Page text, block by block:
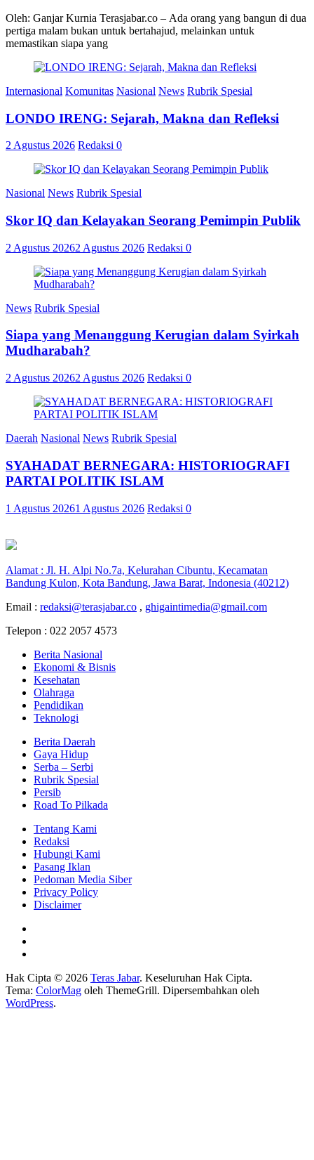
Oleh: Ganjar Kurnia Terasjabar.co – Ada orang yang bangun di dua
pertiga malam bukan untuk bertahajud, melainkan untuk
memastikan siapa yang
Internasional Komunitas Nasional News Rubrik Spesial
LONDO IRENG: Sejarah, Makna dan Refleksi
2 Agustus 2026 Redaksi 0
Nasional News Rubrik Spesial
Skor IQ dan Kelayakan Seorang Pemimpin Publik
2 Agustus 20262 Agustus 2026 Redaksi 0
News Rubrik Spesial
Siapa yang Menanggung Kerugian dalam Syirkah
Mudharabah?
2 Agustus 20262 Agustus 2026 Redaksi 0
Daerah Nasional News Rubrik Spesial
SYAHADAT BERNEGARA: HISTORIOGRAFI
PARTAI POLITIK ISLAM
1 Agustus 20261 Agustus 2026 Redaksi 0
Alamat : Jl. H. Alpi No.7a, Kelurahan Cibuntu, Kecamatan
Bandung Kulon, Kota Bandung, Jawa Barat, Indonesia (40212)
Email : redaksi@terasjabar.co , ghigaintimedia@gmail.com
Telepon : 022 2057 4573
Berita Nasional
Ekonomi & Bisnis
Kesehatan
Olahraga
Pendidikan
Teknologi
Berita Daerah
Gaya Hidup
Serba – Serbi
Rubrik Spesial
Persib
Road To Pilkada
Tentang Kami
Redaksi
Hubungi Kami
Pasang Iklan
Pedoman Media Siber
Privacy Policy
Disclaimer
Hak Cipta © 2026 Teras Jabar. Keseluruhan Hak Cipta.
Tema: ColorMag oleh ThemeGrill. Dipersembahkan oleh
WordPress.